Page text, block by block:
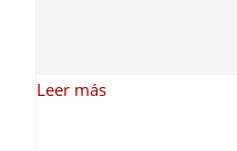
Leer más